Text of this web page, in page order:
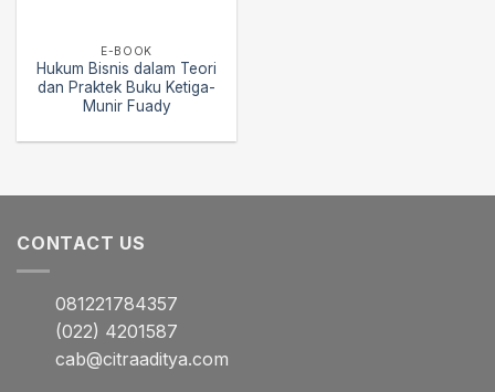
E-BOOK
Hukum Bisnis dalam Teori
dan Praktek Buku Ketiga-
Munir Fuady
CONTACT US
081221784357
(022) 4201587
cab@citraaditya.com